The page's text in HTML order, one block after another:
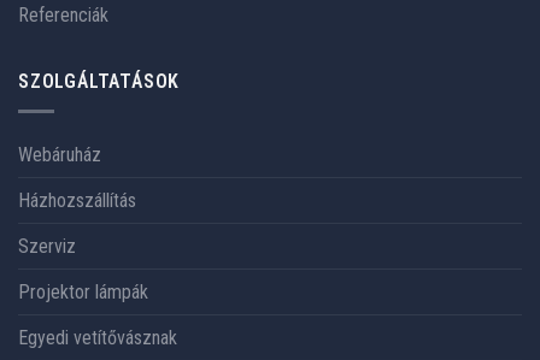
Referenciák
SZOLGÁLTATÁSOK
Webáruház
Házhozszállítás
Szerviz
Projektor lámpák
Egyedi vetítővásznak